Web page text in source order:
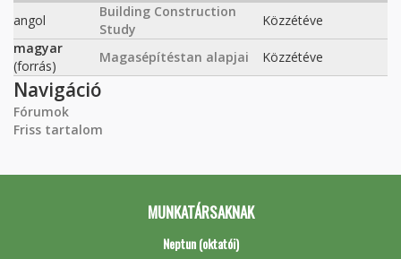
angol
Building Construction
Study
Közzétéve
magyar
(forrás)
Magasépítéstan alapjai Közzétéve
Navigáció
Fórumok
Friss tartalom
MUNKATÁRSAKNAK
Neptun (oktatói)